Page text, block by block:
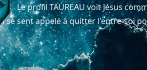
Le profil TAUREAU voit Jésus
Il se sent appelé à quitter l'entre-soi